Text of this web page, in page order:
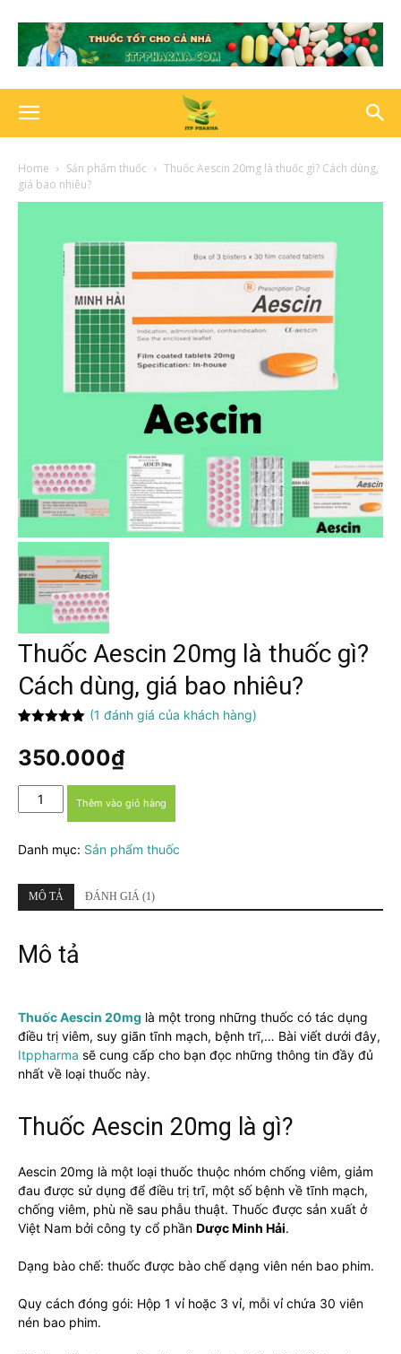
Home Sản phẩm thuốc
Thuốc Aescin 20mg là thuốc gì? Cách dùng,
giá bao nhiêu?
Thuốc Aescin 20mg là thuốc gì?
Cách dùng, giá bao nhiêu?
dựa trên
đánh giá
(1 đánh giá của khách hàng)
350.000₫
Thuốc
Aescin
là
gì?
giá
bao
lượng
Thêm vào giỏ hàng
Danh mục: Sản phẩm thuốc
MÔ TẢ ĐÁNH GIÁ (1)
Mô tả
Thuốc Aescin 20mg là một trong những thuốc có tác dụng
điều trị viêm, suy giãn tĩnh mạch, bệnh trĩ,… Bài viết dưới đây,
Itppharma sẽ cung cấp cho bạn đọc những thông tin đầy đủ
nhất về loại thuốc này.
Thuốc Aescin 20mg là gì?
Aescin 20mg là một loại thuốc thuộc nhóm chống viêm, giảm
đau được sử dụng để điều trị trĩ, một số bệnh về tĩnh mạch,
chống viêm, phù nề sau phẫu thuật. Thuốc được sản xuất ở
Việt Nam bởi công ty cổ phần Dược Minh Hải.
Dạng bào chế: thuốc được bào chế dạng viên nén bao phim.
Quy cách đóng gói: Hộp 1 vỉ hoặc 3 vỉ, mỗi vỉ chứa 30 viên
nén bao phim.